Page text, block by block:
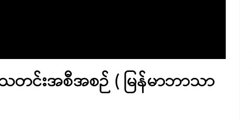
တင်းအစီအစဉ် ( မြန်မာဘာသာ